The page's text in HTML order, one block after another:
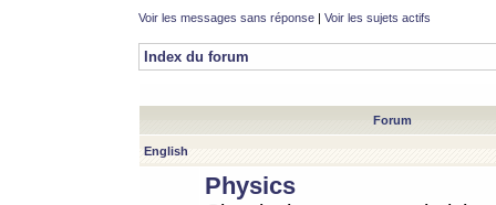
Voir les messages sans réponse | Voir les sujets actifs
Index du forum
Forum
English
Physics